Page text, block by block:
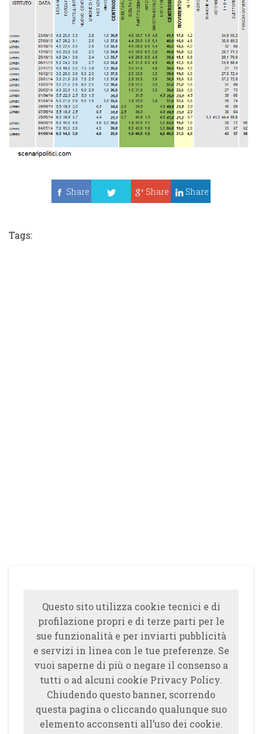
Share
Share Share
Tags:
Questo sito utilizza cookie tecnici e di
profilazione propri e di terze parti per le
sue funzionalità e per inviarti pubblicità
e servizi in linea con le tue preferenze. Se
vuoi saperne di più o negare il consenso a
tutti o ad alcuni cookie Privacy Policy.
Chiudendo questo banner, scorrendo
questa pagina o cliccando qualunque suo
elemento acconsenti all’uso dei cookie.